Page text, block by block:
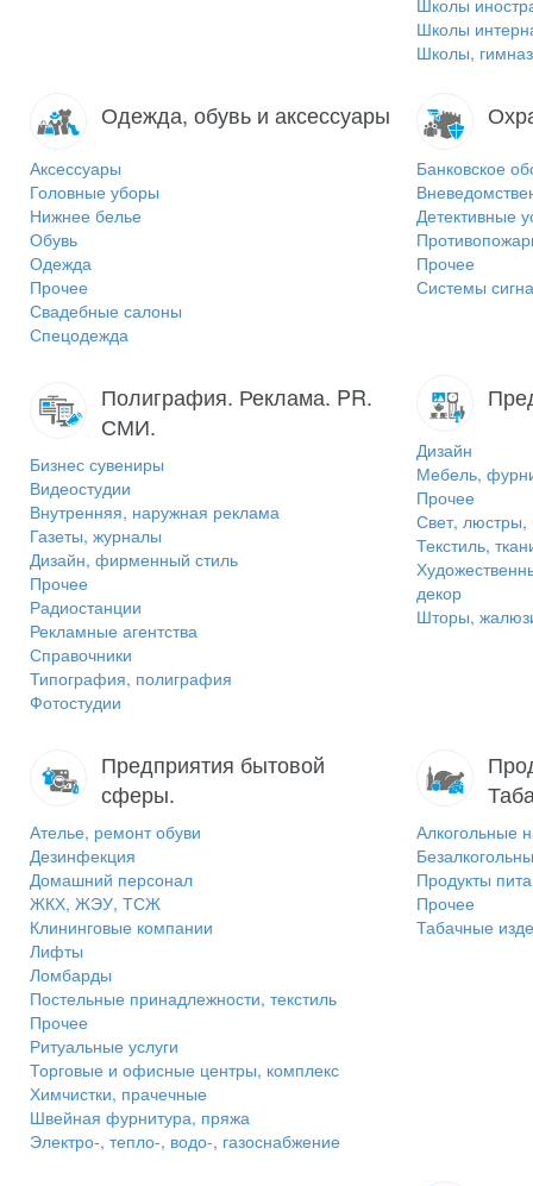
Школы
Школы
Школы,
Одежда, обувь и аксессуары
Аксессуары
Головные уборы
Нижнее белье
Обувь
Одежда
Прочее
Свадебные салоны
Спецодежда
Банковское
Детективные
Прочее
Системы
Полиграфия. Реклама. PR.
СМИ.
Бизнес сувениры
Видеостудии
Внутренняя, наружная реклама
Газеты, журналы
Дизайн, фирменный стиль
Прочее
Радиостанции
Рекламные агентства
Справочники
Типография, полиграфия
Фотостудии
Дизайн
Мебель,
Прочее
Свет, люстры,
Текстиль,
декор
Шторы,
Предприятия бытовой
сферы.
Ателье, ремонт обуви
Дезинфекция
Домашний персонал
ЖКХ, ЖЭУ, ТСЖ
Клининговые компании
Лифты
Ломбарды
Постельные принадлежности, текстиль
Прочее
Ритуальные услуги
Торговые и офисные центры, комплекс
Химчистки, прачечные
Швейная фурнитура, пряжа
Электро-, тепло-, водо-, газоснабжение
Алкогольные
Продукты
Прочее
Табачные